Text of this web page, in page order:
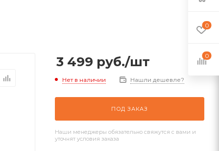
3 499 руб./шт
Нет в наличии Нашли дешевле?
ПОД ЗАКАЗ
Наши менеджеры обязательно свяжутся с вами и
уточнят условия заказа
0
0